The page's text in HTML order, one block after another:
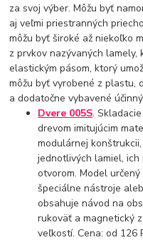
za svoj výber. Môžu byť
aj veľmi priestranných
môžu byť široké až niekoľko
z prvkov nazývaných
elastickým pásom, ktorý
môžu byť vyrobené z plastu,
a dodatočne vybavené
Dvere 005S.
drevom imitujúcim
modulárnej
jednotlivých lamiel, ich
otvorom. Model
špeciálne nástroje
obsahuje návod na
rukoväť a magnetický
veľkostí. Cena: od 126